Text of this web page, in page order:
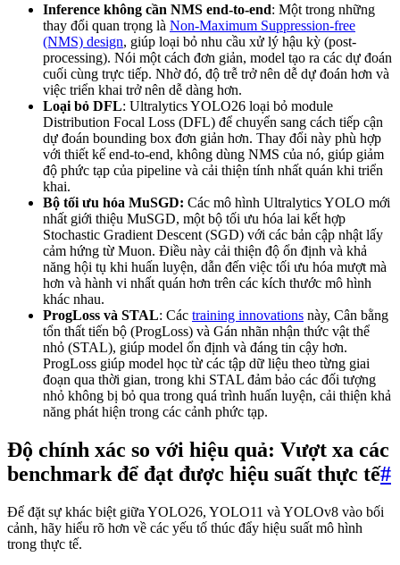
Inference không cần NMS end-to-end: Một trong những
thay đổi quan trọng là Non-Maximum Suppression-free
(NMS) design, giúp loại bỏ nhu cầu xử lý hậu kỳ (post-
processing). Nói một cách đơn giản, model tạo ra các dự đoán
cuối cùng trực tiếp. Nhờ đó, độ trễ trở nên dễ dự đoán hơn và
việc triển khai trở nên dễ dàng hơn.
Loại bỏ DFL: Ultralytics YOLO26 loại bỏ module
Distribution Focal Loss (DFL) để chuyển sang cách tiếp cận
dự đoán bounding box đơn giản hơn. Thay đổi này phù hợp
với thiết kế end-to-end, không dùng NMS của nó, giúp giảm
độ phức tạp của pipeline và cải thiện tính nhất quán khi triển
khai.
Bộ tối ưu hóa MuSGD: Các mô hình Ultralytics YOLO mới
nhất giới thiệu MuSGD, một bộ tối ưu hóa lai kết hợp
Stochastic Gradient Descent (SGD) với các bản cập nhật lấy
cảm hứng từ Muon. Điều này cải thiện độ ổn định và khả
năng hội tụ khi huấn luyện, dẫn đến việc tối ưu hóa mượt mà
hơn và hành vi nhất quán hơn trên các kích thước mô hình
khác nhau.
ProgLoss và STAL: Các training innovations này, Cân bằng
tổn thất tiến bộ (ProgLoss) và Gán nhãn nhận thức vật thể
nhỏ (STAL), giúp model ổn định và đáng tin cậy hơn.
ProgLoss giúp model học từ các tập dữ liệu theo từng giai
đoạn qua thời gian, trong khi STAL đảm bảo các đối tượng
nhỏ không bị bỏ qua trong quá trình huấn luyện, cải thiện khả
năng phát hiện trong các cảnh phức tạp.
Độ chính xác so với hiệu quả: Vượt xa các
benchmark để đạt được hiệu suất thực tế#
Để đặt sự khác biệt giữa YOLO26, YOLO11 và YOLOv8 vào bối
cảnh, hãy hiểu rõ hơn về các yếu tố thúc đẩy hiệu suất mô hình
trong thực tế.